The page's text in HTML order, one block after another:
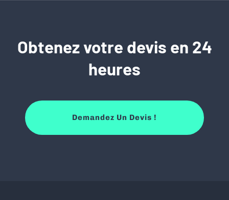
Obtenez votre devis en 24
heures
Demandez Un Devis !